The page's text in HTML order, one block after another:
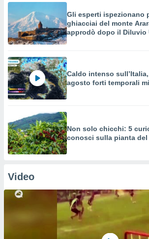
Gli esperti ispezionano
ghiacciai del monte
approdò dopo il Diluvio
Caldo intenso
agosto forti temporali
Non solo chicchi: 5
conosci sulla pianta del
Video